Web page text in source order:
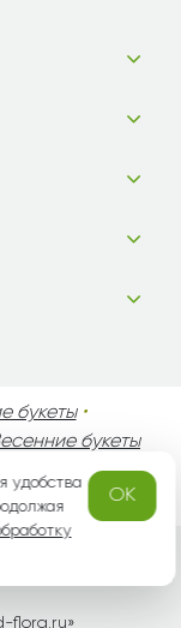
букеты•
букеты
•
flora.ru»
удобства
OK